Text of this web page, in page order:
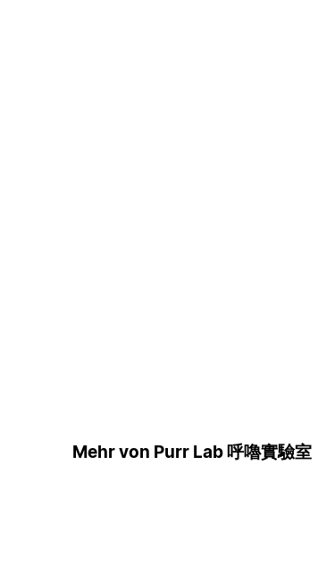
Mehr von Purr Lab 呼嚕實驗室